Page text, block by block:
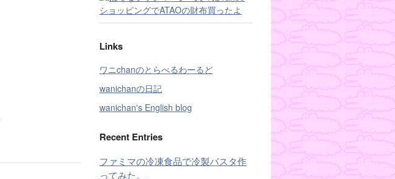
Links
ワニchanのとらべるわーるど
wanichanの日記
wanichan's English blog
Recent Entries
ファミマの冷凍食品で冷製パスタ作
ってみた。